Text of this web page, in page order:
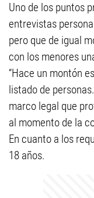
Uno de los puntos
entrevistas
pero que de igual
con los menores
“Hace un montón
listado de
marco legal que
al momento de la
En cuanto a los
18 años.